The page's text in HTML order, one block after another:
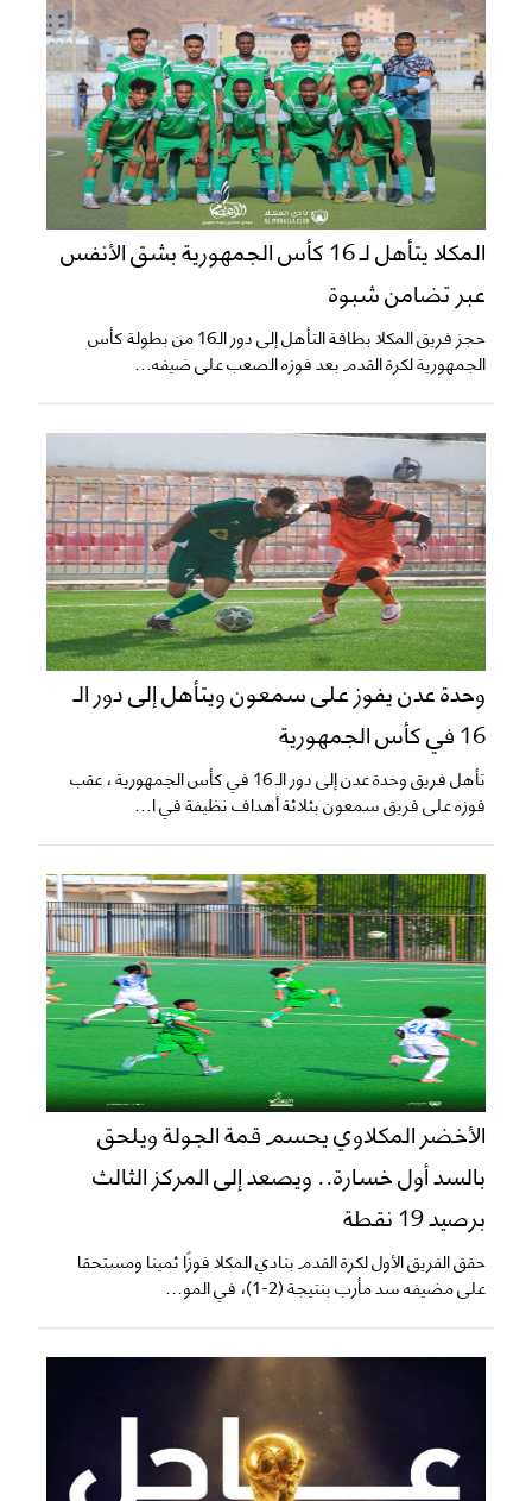
المكلا يتأهل لـ 16 كأس الجمهورية بشق الأنفس
عبر تضامن شبوة
حجز فريق المكلا بطاقة التأهل إلى دور الـ16 من بطولة كأس
الجمهورية لكرة القدم بعد فوزه الصعب على ضيفه...
وحدة عدن يفوز على سمعون ويتأهل إلى دور الـ
16 في كأس الجمهورية
تأهل فريق وحدة عدن إلى دور الـ 16 في كأس الجمهورية ، عقب
فوزه على فريق سمعون بثلاثة أهداف نظيفة في ا...
الأخضر المكلاوي يحسم قمة الجولة ويلحق
بالسد أول خسارة.. ويصعد إلى المركز الثالث
برصيد 19 نقطة
حقق الفريق الأول لكرة القدم بنادي المكلا فوزًا ثمينا ومستحقا
على مضيفه سد مأرب بنتيجة (2-1)، في المو...